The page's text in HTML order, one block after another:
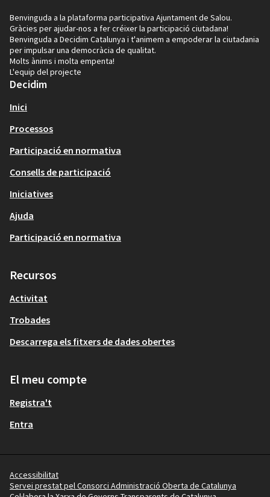
Benvinguda a la plataforma participativa Ajuntament de Salou.
Gràcies per ajudar-nos a fer créixer la participació ciutadana!
Benvinguda a Decidim Catalunya i t'animem a empoderar la ciutadania
per impulsar una democràcia de qualitat.
Molts ànims i molta empenta!
L'equip del projecte
Decidim
Inici
Processos
Participació en normativa
Consells de participació
Iniciatives
Ajuda
Participació en normativa
Recursos
Activitat
Trobades
Descarrega els fitxers de dades obertes
El meu compte
Registra't
Entra
Accessibilitat
Servei prestat pel Consorci Administració Oberta de Catalunya